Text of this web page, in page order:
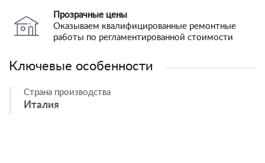
Прозрачные цены
Оказываем квалифицированные ремонтные
работы по регламентированной стоимости
Ключевые особенности
Страна производства
Италия